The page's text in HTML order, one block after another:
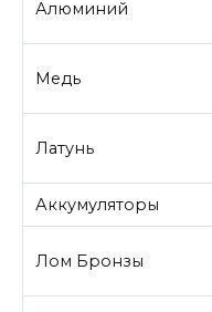
Алюминий
Медь
Латунь
Аккумуляторы
Лом Бронзы